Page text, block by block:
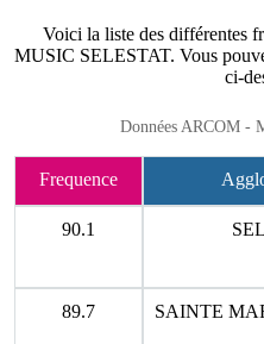
Voici la liste des différentes
MUSIC SELESTAT. Vous
ci-
Données ARCOM -
Frequence
90.1
89.7 SAINTE